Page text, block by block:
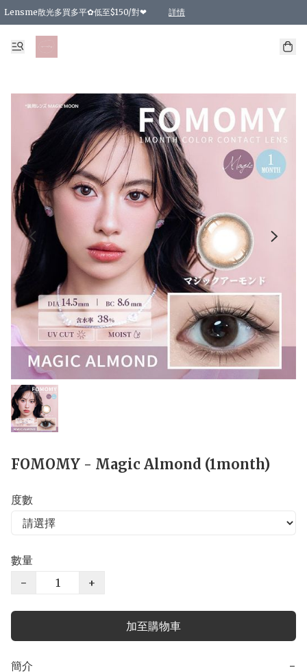
Lensme散光多買多平✿低至$150/對❤ 詳情
台灣Karacon⁩✧日拋 特價清貨❁⃘
日本韓國多款日/月拋現貨☼ 特價❤︎數量有限 售完即止
🇰🇷韓國多款月拋現貨 特價兩對$99✿數量有限 售完即止♫
精選商品，任選買2件或以上9 折；買4件或以上85 折；買6件或以上8 折
精選商品，任選買2件HKD 140.00；買4件HKD 260.00
精選商品，任選買2件HKD 190.00；買4件HKD 360.00
精選商品，任選買2件HKD 110.00；買4件HKD 180.00
精選商品，任選買2件HKD 170.00；買4件HKD 320.00
精選商品，任選買2件或以上減HKD 148.00
精選商品，任選買2件或以上減HKD 148.00
精選商品，任選買2件或以上95 折；買4件或以上9 折；買6件或以上85 折；買8件
精選商品，任選買12件或以上87 折
精選商品，任選買2件或以上減HKD 16.00；買4件或以上減HKD 32.00；買6
精選商品，任選買2件或以上95 折；買4件或以上9 折；買8件或以上85 折；買12
購物滿 HKD 800.00即享免運費優惠！（適用於 特定的送貨方式 )
FOMOMY - Magic Almond (1month)
度數
數量
−
+
加至購物車
簡介 −